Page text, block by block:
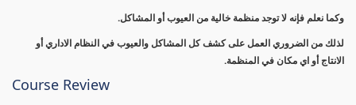
وكما نعلم فإنه لا توجد منظمة خالية من العيوب أو المشاكل.
لذلك من الضروري العمل على كشف كل المشاكل والعيوب في النظام الاداري أو
الانتاج أو اي مكان في المنظمة.
Course Review